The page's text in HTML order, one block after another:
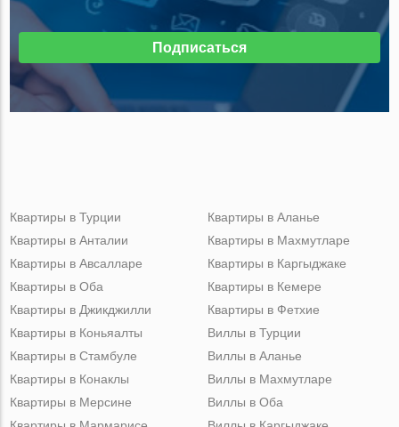
Подписаться
Квартиры в Турции
Квартиры в Анталии
Квартиры в Авсалларе
Квартиры в Оба
Квартиры в Джикджилли
Квартиры в Аланье
Квартиры в Махмутларе
Квартиры в Каргыджаке
Квартиры в Кемере
Квартиры в Фетхие
Квартиры в Коньяалты
Квартиры в Стамбуле
Квартиры в Конаклы
Квартиры в Мерсине
Виллы в Турции
Виллы в Аланье
Виллы в Махмутларе
Виллы в Оба